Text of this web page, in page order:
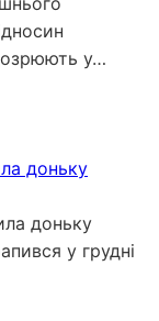
у…
доньку
доньку
у грудні